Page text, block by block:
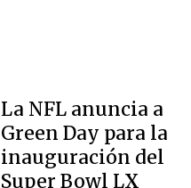
La NFL anuncia a
Green Day para la
inauguración del
Super Bowl LX